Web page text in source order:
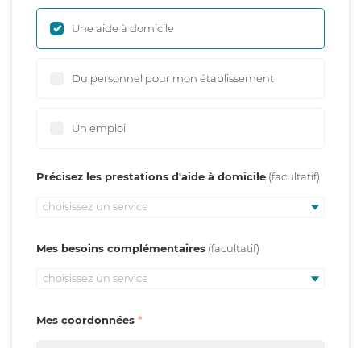
Une aide à domicile
Du personnel pour mon établissement
Un emploi
Précisez les prestations d'aide à domicile
choisissez un service
Mes besoins complémentaires
choisissez un service
Mes coordonnées